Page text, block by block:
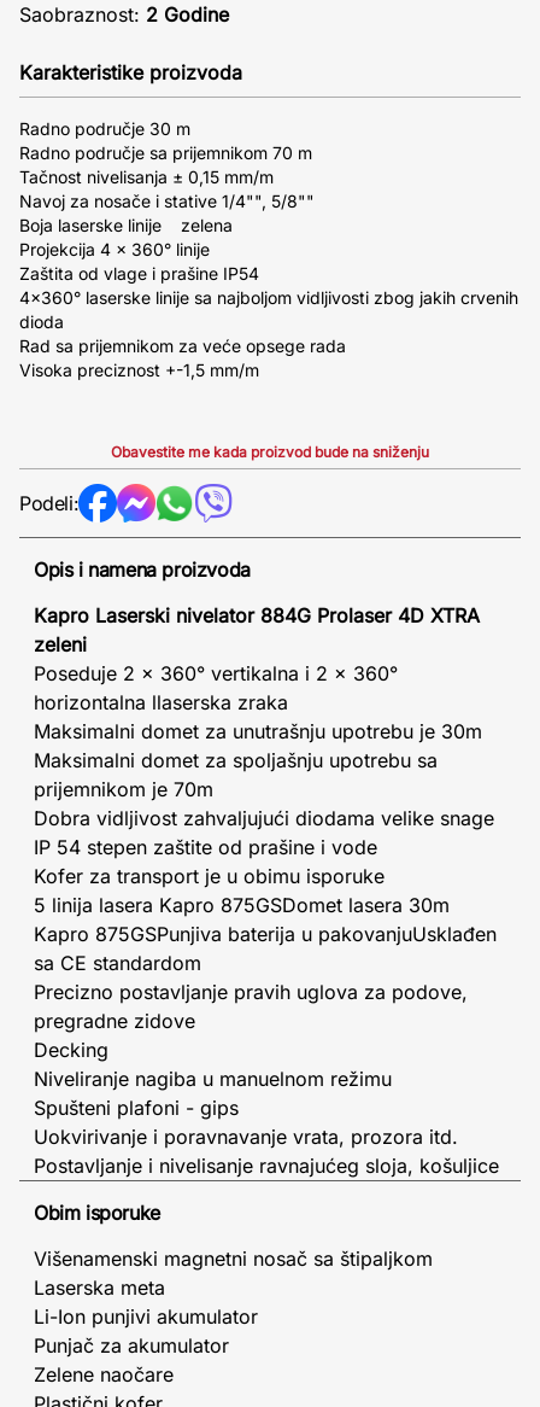
Saobraznost: 2 Godine
Karakteristike proizvoda
Radno područje 30 m
Radno područje sa prijemnikom 70 m
Tačnost nivelisanja ± 0,15 mm/m
Navoj za nosače i stative 1/4"", 5/8""
Boja laserske linije zelena
Projekcija 4 x 360° linije
Zaštita od vlage i prašine IP54
4x360° laserske linije sa najboljom vidljivosti zbog jakih crvenih
dioda
Rad sa prijemnikom za veće opsege rada
Visoka preciznost +-1,5 mm/m
Obavestite me kada proizvod bude na sniženju
Podeli:
Opis i namena proizvoda
Kapro Laserski nivelator 884G Prolaser 4D XTRA
zeleni
Poseduje 2 x 360° vertikalna i 2 x 360°
horizontalna llaserska zraka
Maksimalni domet za unutrašnju upotrebu je 30m
Maksimalni domet za spoljašnju upotrebu sa
prijemnikom je 70m
Dobra vidljivost zahvaljujući diodama velike snage
IP 54 stepen zaštite od prašine i vode
Kofer za transport je u obimu isporuke
5 linija lasera Kapro 875GSDomet lasera 30m
Kapro 875GSPunjiva baterija u pakovanjuUsklađen
sa CE standardom
Precizno postavljanje pravih uglova za podove,
pregradne zidove
Decking
Niveliranje nagiba u manuelnom režimu
Spušteni plafoni - gips
Uokvirivanje i poravnavanje vrata, prozora itd.
Postavljanje i nivelisanje ravnajućeg sloja, košuljice
Obim isporuke
Višenamenski magnetni nosač sa štipaljkom
Laserska meta
Li-Ion punjivi akumulator
Punjač za akumulator
Zelene naočare